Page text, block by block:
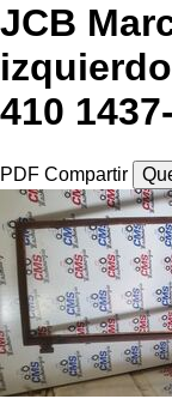
JCB
410
PDF Compartir